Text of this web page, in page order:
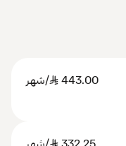
443.00
SAR/شهر